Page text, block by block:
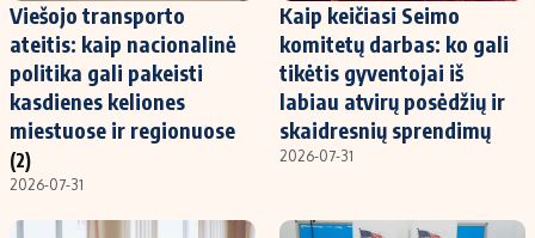
Viešojo transporto
ateitis: kaip nacionalinė
politika gali pakeisti
kasdienes keliones
miestuose ir regionuose
(2)
2026-07-31
Kaip keičiasi Seimo
komitetų darbas: ko gali
tikėtis gyventojai iš
labiau atvirų posėdžių ir
skaidresnių sprendimų
2026-07-31